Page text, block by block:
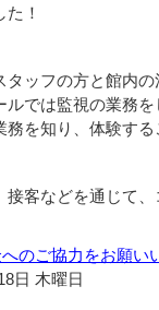
た！
タッフの方と館内
ルでは監視の業務
務を知り、体験す
接客などを通じて
のご協力をお願い
日 木曜日